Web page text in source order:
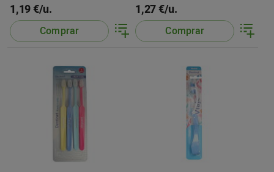
1,19 €/u.
Comprar
1,27 €/u.
Comprar